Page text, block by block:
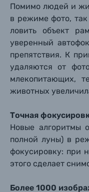
Помимо людей и
в режиме фото,
ловить объект
уверенный
препятствия. К
удаляются от
млекопитающих,
животных
Точная
Новые алгоритмы
полной луны) в
фокусировку: при
этого сделает
Более 1000